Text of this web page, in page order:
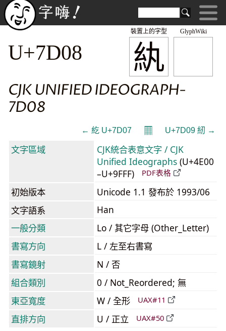
GlyphWiki
紈
裝置上的字型
U+7D08
CJK UNIFIED IDEOGRAPH-
7D08
← 紇 U+7D07 𝄜 U+7D09 紉 →
文字區域
CJK統合表意文字 / CJK
Unified Ideographs (U+4E00
–U+9FFF)
PDF表格
初始版本
Unicode 1.1 發布於 1993/06
文字語系
Han
一般分類
Lo / 其它字母 (Other_Letter)
書寫方向
L / 左至右書寫
書寫鏡射
N / 否
組合類別
0 / Not_Reordered; 無
東亞寬度
W / 全形 UAX#11
直排方向 U / 正立 UAX#50